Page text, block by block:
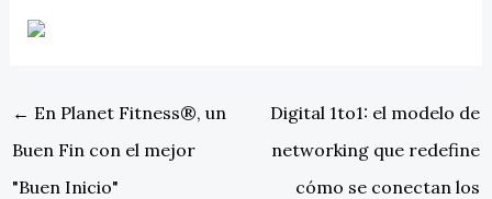
← En Planet Fitness®, un
Buen Fin con el mejor
"Buen Inicio"
Digital 1to1: el modelo de
networking que redefine
cómo se conectan los